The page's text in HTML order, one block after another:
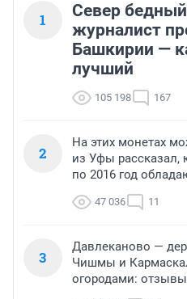
1
Север
журналист
Башкирии —
лучший
105 198 167
2
На этих монетах
из Уфы рассказал,
по 2016 год
47 036 11
3
Давлеканово —
Чишмы и
огородами: